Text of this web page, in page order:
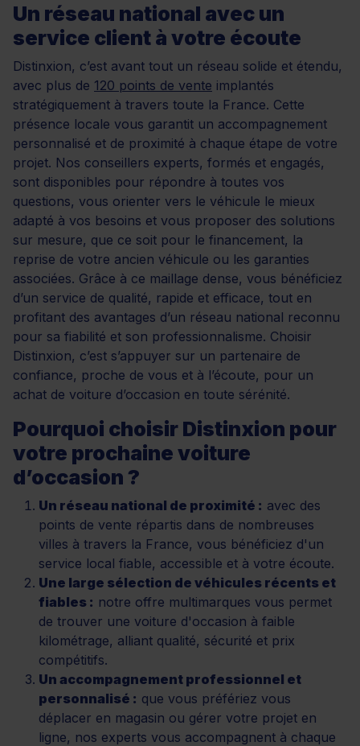
Un réseau national avec un
service client à votre écoute
Distinxion, c’est avant tout un réseau solide et étendu,
avec plus de 120 points de vente implantés
stratégiquement à travers toute la France. Cette
présence locale vous garantit un accompagnement
personnalisé et de proximité à chaque étape de votre
projet. Nos conseillers experts, formés et engagés,
sont disponibles pour répondre à toutes vos
questions, vous orienter vers le véhicule le mieux
adapté à vos besoins et vous proposer des solutions
sur mesure, que ce soit pour le financement, la
reprise de votre ancien véhicule ou les garanties
associées. Grâce à ce maillage dense, vous bénéficiez
d’un service de qualité, rapide et efficace, tout en
profitant des avantages d’un réseau national reconnu
pour sa fiabilité et son professionnalisme. Choisir
Distinxion, c’est s’appuyer sur un partenaire de
confiance, proche de vous et à l’écoute, pour un
achat de voiture d’occasion en toute sérénité.
Pourquoi choisir Distinxion pour
votre prochaine voiture
d’occasion ?
Un réseau national de proximité : avec des
points de vente répartis dans de nombreuses
villes à travers la France, vous bénéficiez d'un
service local fiable, accessible et à votre écoute.
Une large sélection de véhicules récents et
fiables : notre offre multimarques vous permet
de trouver une voiture d'occasion à faible
kilométrage, alliant qualité, sécurité et prix
compétitifs.
Un accompagnement professionnel et
personnalisé : que vous préfériez vous
déplacer en magasin ou gérer votre projet en
ligne, nos experts vous accompagnent à chaque